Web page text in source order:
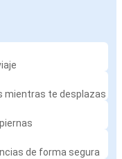
mientras te desplazas
de forma segura